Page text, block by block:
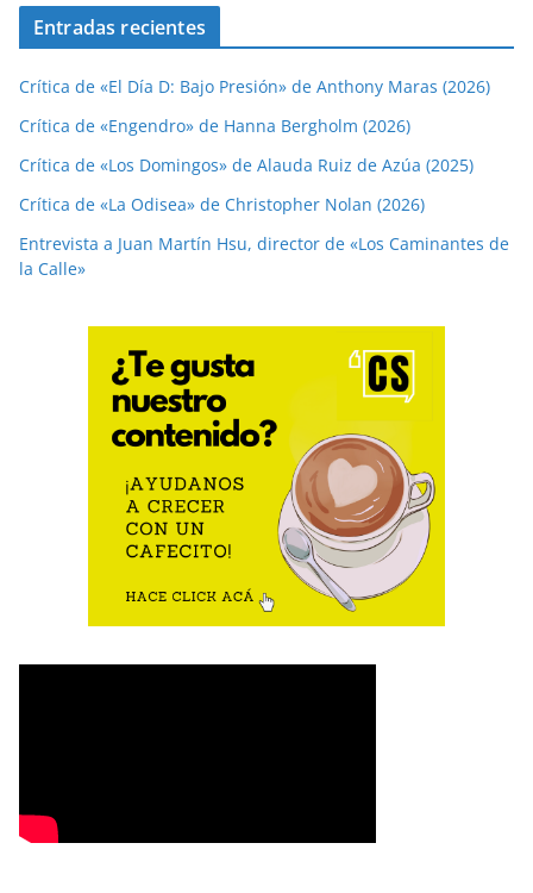
Entradas recientes
Crítica de «El Día D: Bajo Presión» de Anthony Maras (2026)
Crítica de «Engendro» de Hanna Bergholm (2026)
Crítica de «Los Domingos» de Alauda Ruiz de Azúa (2025)
Crítica de «La Odisea» de Christopher Nolan (2026)
Entrevista a Juan Martín Hsu, director de «Los Caminantes de
la Calle»